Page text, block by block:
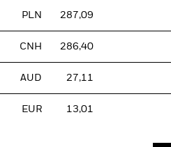
PLN 287,09
CNH 286,40
AUD 27,11
EUR 13,01